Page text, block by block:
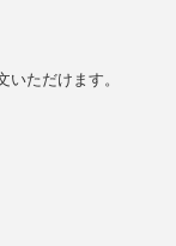
ただけます。